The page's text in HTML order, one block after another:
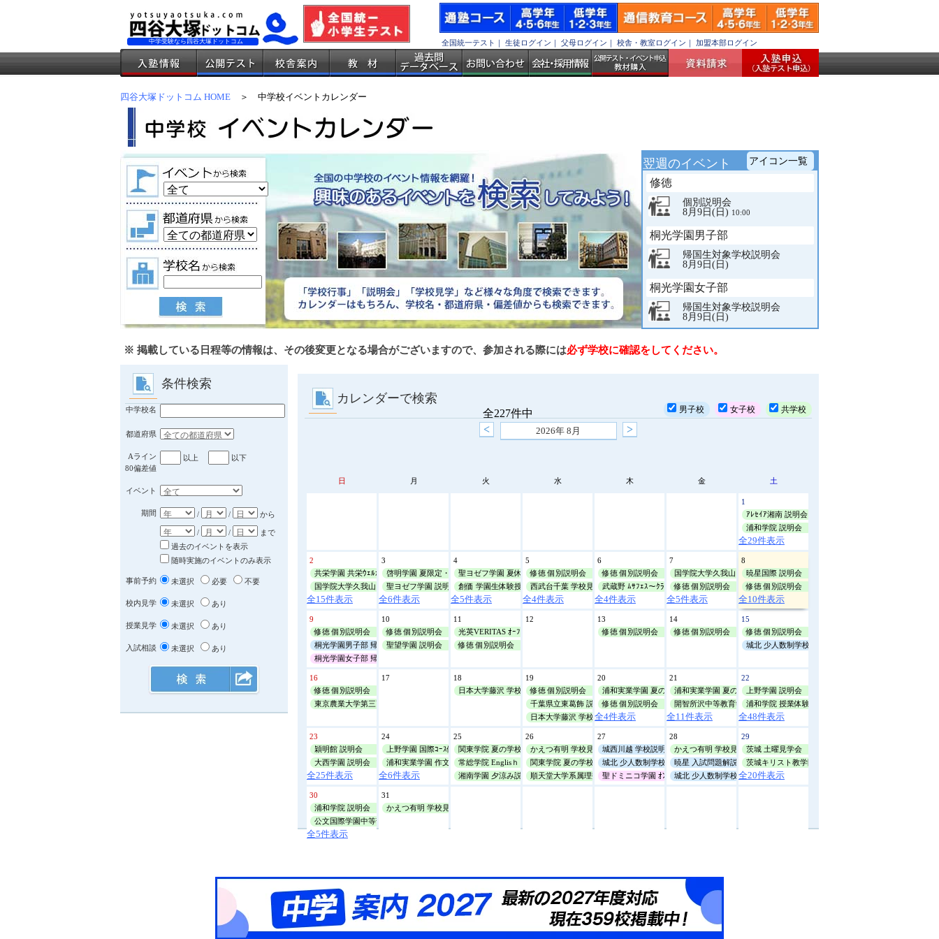
中学受験なら四谷大塚ドットコム 全国統一テスト ｜ 生徒ログイン ｜ 父母ログイン ｜ 校舎・教室ログイン ｜ 加盟本部ログイン
四谷大塚ドットコム HOME ＞ 中学校イベントカレンダー
翌週のイベント アイコン一覧
アイ
一覧
説
体
そ
の
他
修徳
個別説明会
8月9日(日) 10:00
桐光学園男子部
帰国生対象学校説明会
8月9日(日)
桐光学園女子部
帰国生対象学校説明会
8月9日(日)
説明会
8月10日(月)
10:00
個別説明会
8月13日(木) 10:00
修徳
8月14日(金)
10:00
少人数制学校説明会
8月15日(土)
※ 掲載している日程等の情報は、その後変更となる場合がございますので、参加される際には必ず学校に確認をしてください。
カレンダーで検索
< 2026年 8月 >
日 月 火 水 木 金 土
1
ｱﾚｾｲｱ湘南 説明会
浦和学院 説明会
全29件表示
2
共栄学園 共栄ｳｪﾙｶﾑﾃﾞｲ
国学院大学久我山 夏休み説明会
全15件表示
3
啓明学園 夏限定・学校ﾂｱｰ
聖ヨゼフ学園 説明会
全6件表示
4
聖ヨゼフ学園 夏休み個別学校見学会
創価 学園生体験授業・説明会
全5件表示
5
修徳 個別説明会
西武台千葉 学校見学会
全4件表示
6
修徳 個別説明会
武蔵野 ﾑｻﾌｪｽ〜ｸﾗﾌﾞ見学&体験会〜
全4件表示
7
国学院大学久我山 夏休み説明会
修徳 個別説明会
全5件表示
8
暁星国際 説明会
修徳 個別説明会
全10件表示
9
修徳 個別説明会
桐光学園男子部 帰国生対象学校説明会
桐光学園女子部 帰国生対象学校説明会
10
修徳 個別説明会
聖望学園 説明会
11
光英VERITAS ｵｰﾌﾟﾝｷｬﾝﾊﾟｽ
修徳 個別説明会
12
13
修徳 個別説明会
14
修徳 個別説明会
15
修徳 個別説明会
城北 少人数制学校説明会
16
修徳 個別説明会
東京農業大学第三高等学校附属 体験授業(理・社)
17
18
日本大学藤沢 学校見学ﾂｱｰ
19
修徳 個別説明会
千葉県立東葛飾 説明会
日本大学藤沢 学校見学ﾂｱｰ
20
浦和実業学園 夏の体験講座
修徳 個別説明会
全4件表示
21
浦和実業学園 夏の体験講座
開智所沢中等教育学校 帰国生・国際生ｵﾝﾗｲﾝ説明会
全11件表示
22
上野学園 説明会
浦和学院 授業体験会
全48件表示
23
穎明館 説明会
大西学園 説明会
全25件表示
24
上野学園 国際ｺｰｽ体験授業
浦和実業学園 作文添削講座(通信講座)
全6件表示
25
関東学院 夏の学校見学会
常総学院 Englisｈ Summer Lesson
湘南学園 夕涼み説明会
26
かえつ有明 学校見学会
関東学院 夏の学校見学会
順天堂大学系属理数インター ｵｰﾌﾟﾝｽｸｰﾙ
27
城西川越 学校説明会
城北 少人数制学校説明会
聖ドミニコ学園 ｵﾝﾗｲﾝによる説明会
28
かえつ有明 学校見学会
暁星 入試問題解説会
城北 少人数制学校説明会
29
茨城 土曜見学会
茨城キリスト教学園 学校見学会
全20件表示
30
浦和学院 説明会
公文国際学園中等部 ﾐﾆ説明会
全5件表示
31
かえつ有明 学校見学会
全227件中 男子校 女子校 共学校
条件検索
中学校名
都道府県
Aライン
80偏差値
以上 以下
イベント
期間 / / から
/ /
まで
過去のイベントを表示
随時実施のイベントのみ表示
事前予約 未選択 必要 不要
校内見学 未選択 あり
授業見学 未選択 あり
入試相談 未選択 あり